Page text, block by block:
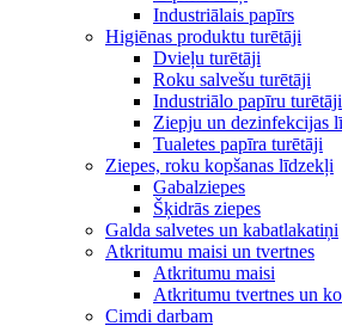
Industriālais papīrs
Higiēnas produktu turētāji
Dvieļu turētāji
Roku salvešu turētāji
Industriālo papīru turētāji
Ziepju un dezinfekcijas
Tualetes papīra turētāji
Ziepes, roku kopšanas līdzekļi
Gabalziepes
Šķidrās ziepes
Galda salvetes un kabatlakatiņi
Atkritumu maisi un tvertnes
Atkritumu maisi
Atkritumu tvertnes un
Cimdi darbam